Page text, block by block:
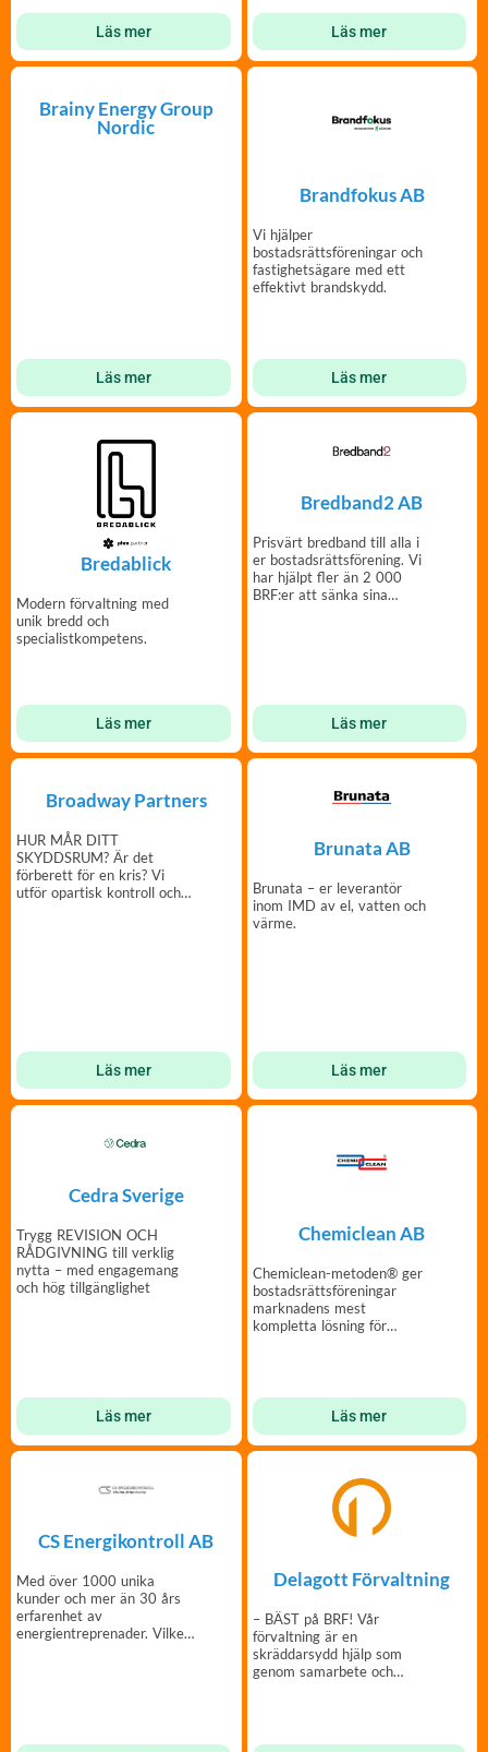
Läs mer Läs mer
Brainy Energy Group
Nordic
Läs mer
Brandfokus AB
Vi hjälper
bostadsrättsföreningar och
fastighetsägare med ett
effektivt brandskydd.
Läs mer
Bredablick
Modern förvaltning med
unik bredd och
specialistkompetens.
Läs mer
Bredband2 AB
Prisvärt bredband till alla i
er bostadsrättsförening. Vi
har hjälpt fler än 2 000
BRF:er att sänka sina
Läs mer
Broadway Partners
HUR MÅR DITT
SKYDDSRUM? Är det
förberett för en kris? Vi
utför opartisk kontroll och
Läs mer
Brunata AB
Brunata – er leverantör
inom IMD av el, vatten och
värme.
Läs mer
Cedra Sverige
Trygg REVISION OCH
RÅDGIVNING till verklig
nytta – med engagemang
och hög tillgänglighet
Läs mer
Chemiclean AB
Chemiclean-metoden® ger
bostadsrättsföreningar
marknadens mest
kompletta lösning för
Läs mer
CS Energikontroll AB
Med över 1000 unika
kunder och mer än 30 års
erfarenhet av
energientreprenader. Vilket
Delagott Förvaltning
– BÄST på BRF! Vår
förvaltning är en
skräddarsydd hjälp som
genom samarbete och